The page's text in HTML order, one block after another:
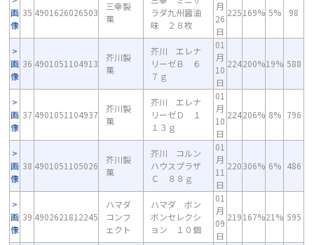
画
像
35 4901626026503
三幸製
菓
ラダ九州醤油
味 ２８枚
月
26
日
225169% 5% 98
画
像
36 4901051104913
芥川製
菓
芥川 エレナ
リーゼＢ ６
７ｇ
01
月
10
日
224200%19% 588
画
像
37 4901051104937
芥川製
菓
芥川 エレナ
リーゼＤ １
１３ｇ
01
月
10
日
224206% 8% 796
画
像
38 4901051105026
芥川製
菓
芥川 コルン
ハウスプラザ
Ｃ ８８ｇ
01
月
11
日
220306% 6% 486
画
像
39 4902621812245
ハマダ
コンフ
ェクト
ハマダ ボン
ボンセレクシ
ョン １０個
01
月
09
日
219167%21% 595